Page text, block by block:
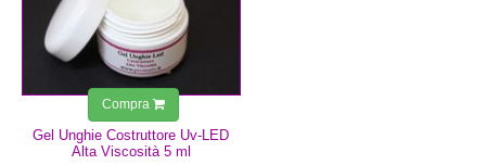
Gel Unghie Costruttore Uv-LED
Alta Viscosità 5 ml
Compra